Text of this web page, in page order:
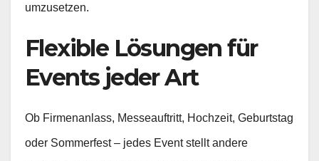
umzusetzen.
Flexible Lösungen für
Events jeder Art
Ob Firmenanlass, Messeauftritt, Hochzeit, Geburtstag
oder Sommerfest – jedes Event stellt andere